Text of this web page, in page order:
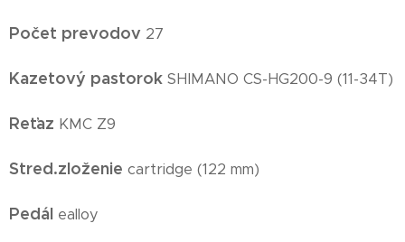
Počet prevodov 27
Kazetový pastorok SHIMANO CS-HG200-9 (11-34T)
Reťaz KMC Z9
Stred.zloženie cartridge (122 mm)
Pedál ealloy